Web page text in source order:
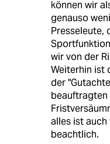
können wir
genauso
Presseleute,
wir von der
Weiterhin ist
der
beauftragten
alles ist
beachtlich.